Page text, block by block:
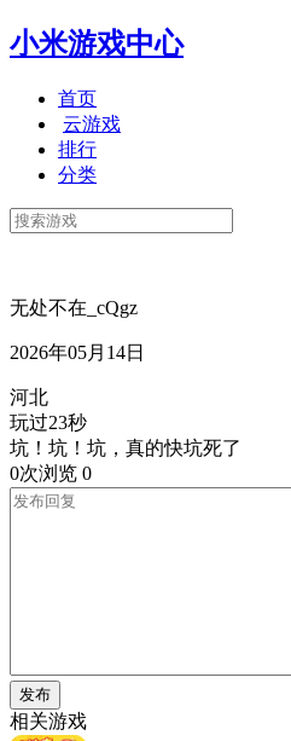
小米游戏中心
首页
云游戏
排行
分类
无处不在_cQgz
2026年05月14日
河北
玩过23秒
坑！坑！坑，真的快坑死了
0次浏览 0
发布
相关游戏